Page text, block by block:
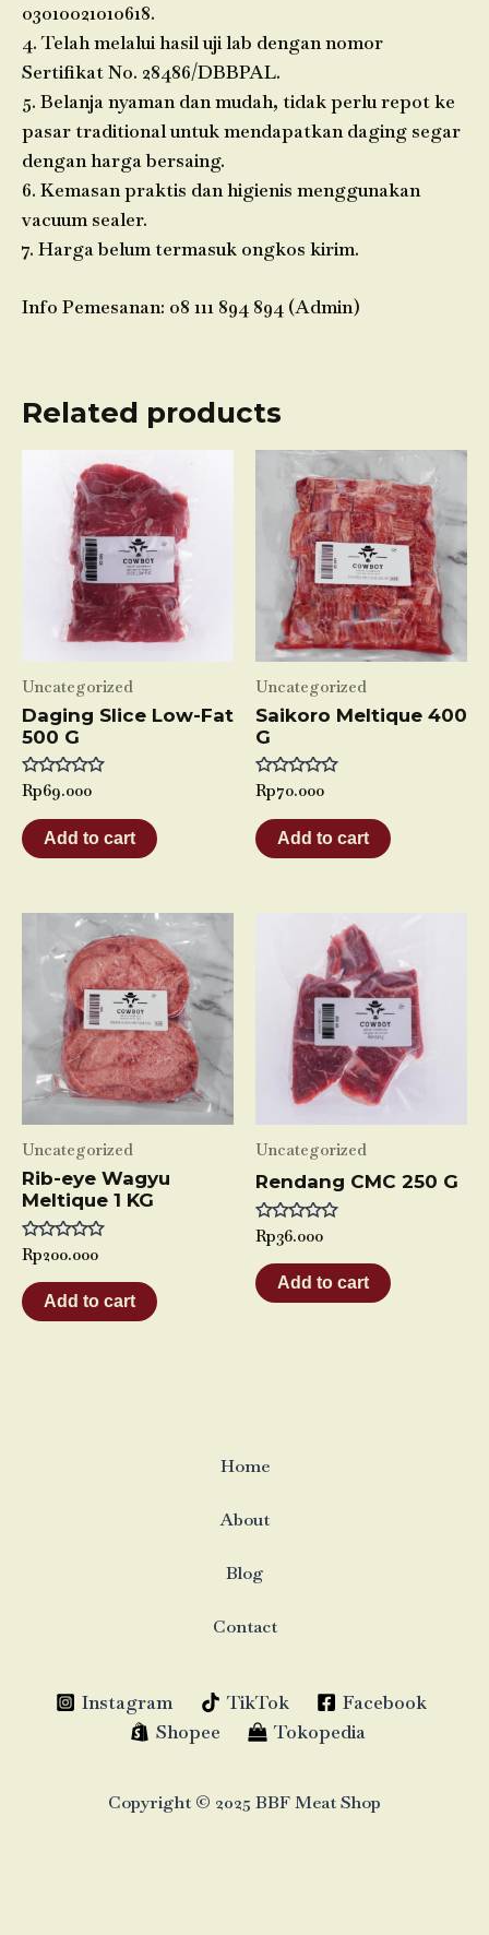
03010021010618.
4. Telah melalui hasil uji lab dengan nomor
Sertifikat No. 28486/DBBPAL.
5. Belanja nyaman dan mudah, tidak perlu repot ke
pasar traditional untuk mendapatkan daging segar
dengan harga bersaing.
6. Kemasan praktis dan higienis menggunakan
vacuum sealer.
7. Harga belum termasuk ongkos kirim.
Info Pemesanan: 08 111 894 894 (Admin)
Related products
Uncategorized
Daging Slice Low-Fat
500 G
Rated
out
of
5
Rp69.000
Add to cart
Uncategorized
Saikoro Meltique 400
G
Rated
out
of
5
Rp70.000
Add to cart
Uncategorized
Rib-eye Wagyu
Meltique 1 KG
Rated
out
of
5
Rp200.000
Add to cart
Uncategorized
Rendang CMC 250 G
Rated
out
of
5
Rp36.000
Add to cart
Home
About
Blog
Contact
Instagram TikTok
Facebook
Shopee
Tokopedia
Copyright © 2025 BBF Meat Shop